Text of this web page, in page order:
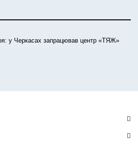
у Черкасах запрацював центр «ТЯЖ»